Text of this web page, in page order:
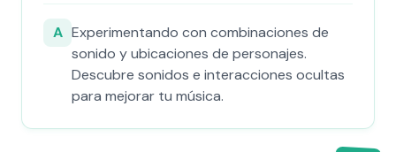
A Experimentando con combinaciones de
sonido y ubicaciones de personajes.
Descubre sonidos e interacciones ocultas
para mejorar tu música.